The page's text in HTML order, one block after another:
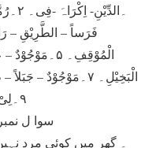
۹۔لِیْ- نَاقَۃَ۔ ۱۰۔فِی – مُعَلِّمٌ – الْمَدْرَسَۃِ۔
سوا ل نمبر2: درج ذیل جملوں کی عربی بنائیں۔